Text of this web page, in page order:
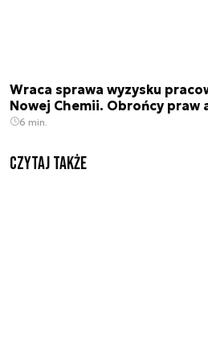
Wraca sprawa wyzysku
Nowej Chemii. Obrońcy praw
6 min.
Czytaj także